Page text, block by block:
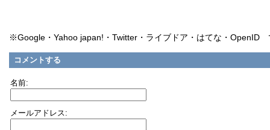
※Google・Yahoo japan!・Twitter・ライブドア・はてな・OpenID
コメントする
名前:
メールアドレス: